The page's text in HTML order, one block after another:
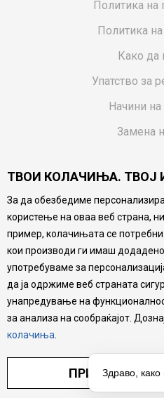
Политика на
Политика
Како да
Упатство за
Начини на
Замена
Product
Настојуваме да бидеме
производите,
можеме да гарантираме
комплетни и без грешка.
нашата понуда, но не се
достапни во
ТВОИ КОЛАЧИЊА. ТВОЈ
За да обезбедиме
користење на оваа веб страна,
пример, колачињата се
кои производи ги имаш
употребуваме за
да ја одржиме веб страната
унапредување на
за анализа на сообраќајот.
колачиња
ПРИЛАГОДИ
Здраво,